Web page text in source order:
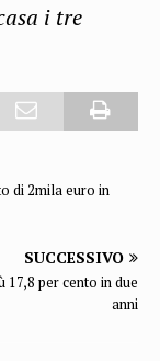
i tre
di 2mila euro in
SUCCESSIVO
17,8 per cento in due
anni